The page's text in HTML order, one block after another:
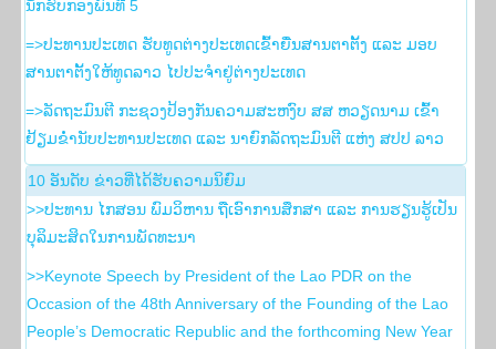
ນັກຮົບກອງພົນທີ 5
=>ປະທານປະເທດ ຮັບທູດຕ່າງປະເທດເຂົ້າຍື່ນສານຕາຕັ້ງ ແລະ ມອບ
ສານຕາຕັ້ງໃຫ້ທູດລາວ ໄປປະຈຳຢູ່ຕ່າງປະເທດ
=>ລັດຖະມົນຕີ ກະຊວງປ້ອງກັນຄວາມສະຫງົບ ສສ ຫວຽດນາມ ເຂົ້າ
ຢ້ຽມຂໍ່ານັບປະທານປະເທດ ແລະ ນາຍົກລັດຖະມົນຕີ ແຫ່ງ ສປປ ລາວ
10 ອັນ​ດັບ ຂ່າວ​ທີ່​ໄດ້​ຮັບ​ຄວາມ​ນິ​ຍົມ
>>ປະທານ ໄກສອນ ພົມວິຫານ ຖືເອົາການສຶກສາ ແລະ ການຮຽນຮູ້ເປັນ
ບຸລິມະສິດໃນການພັດທະນາ
>>Keynote Speech by President of the Lao PDR on the
Occasion of the 48th Anniversary of the Founding of the Lao
People’s Democratic Republic and the forthcoming New Year